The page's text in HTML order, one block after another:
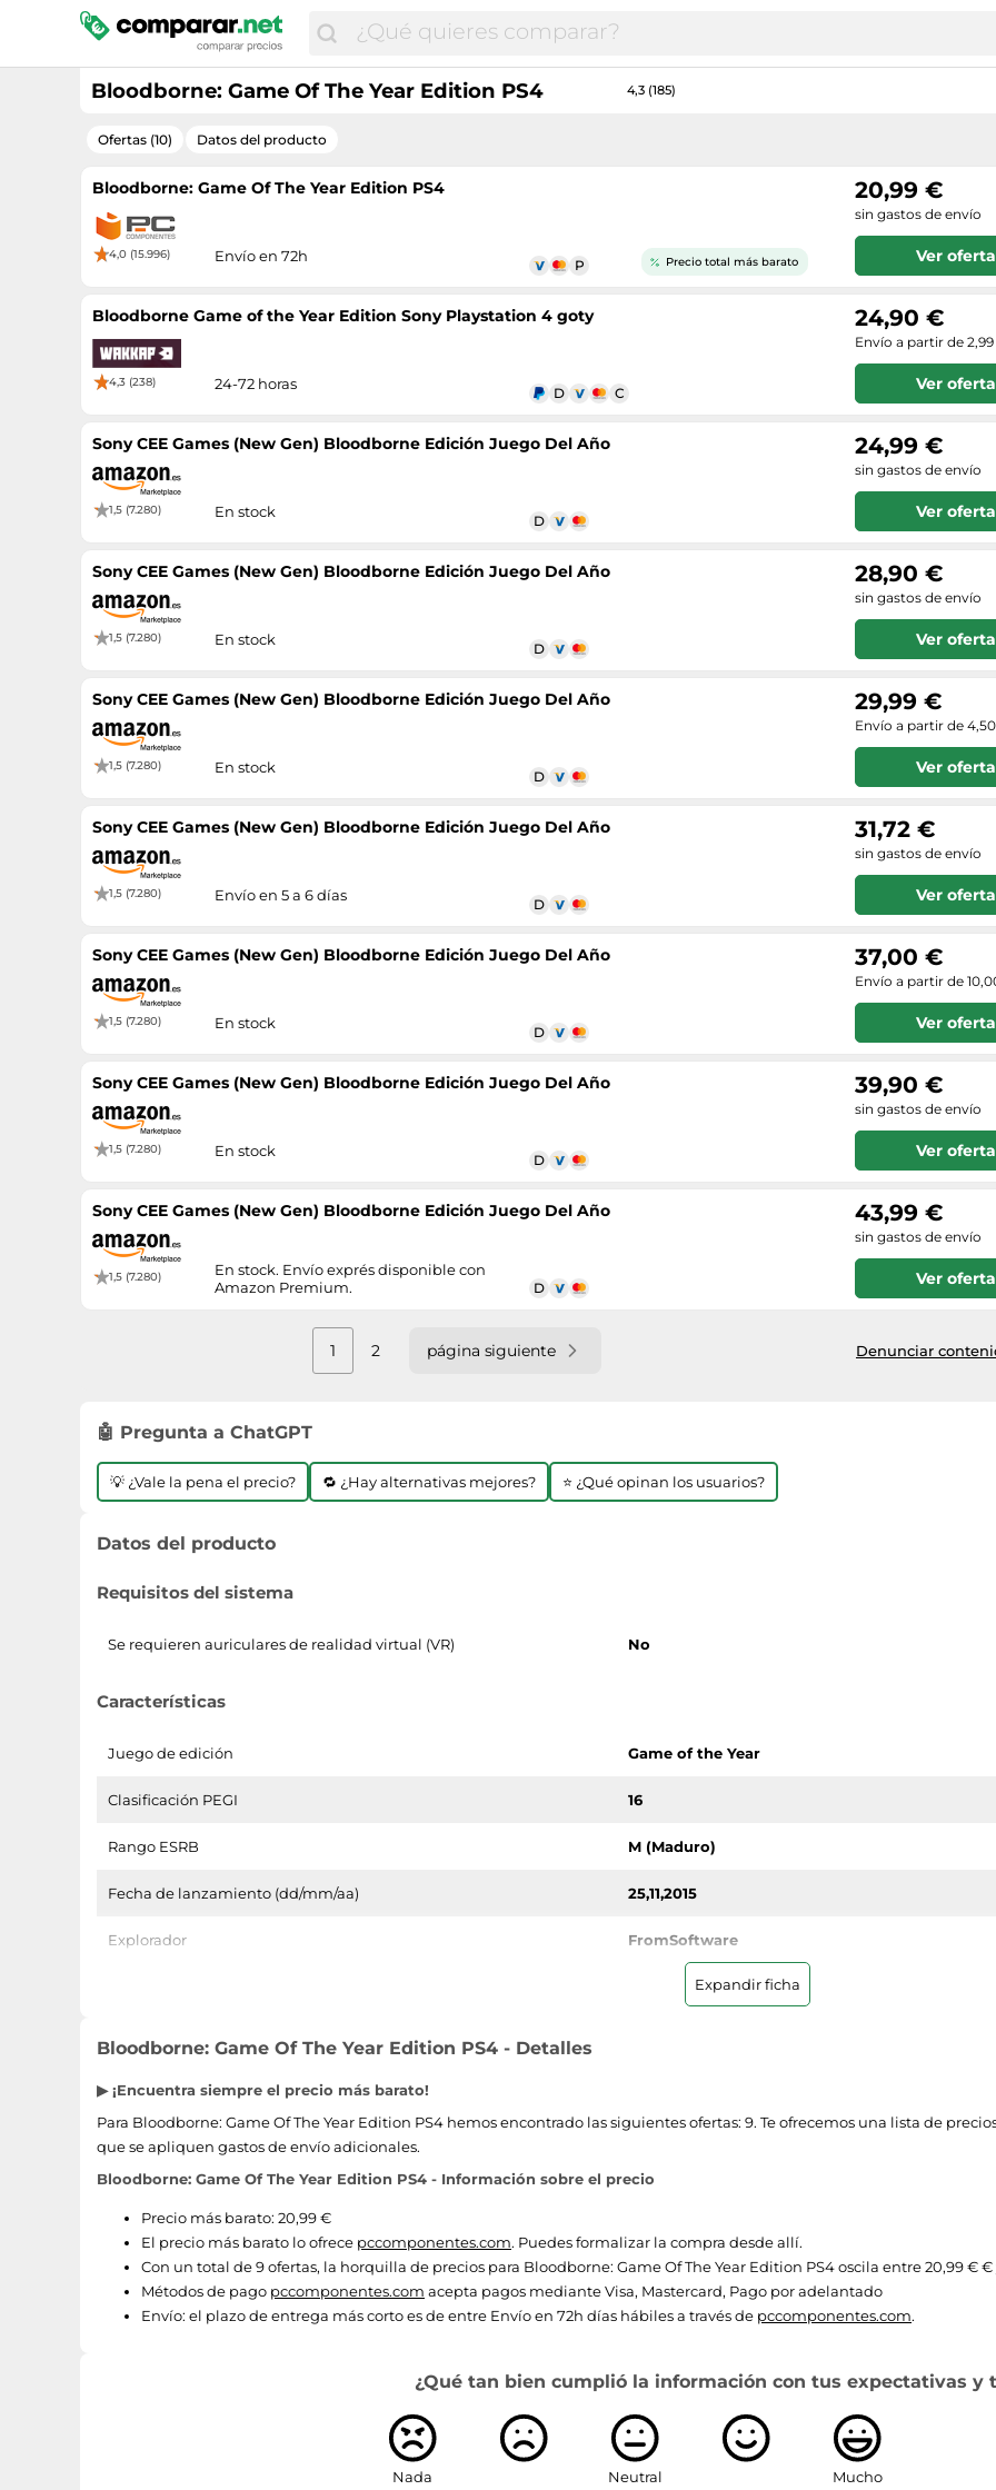
Bloodborne: Game Of The Year Edition PS4 4,3 (185)
Ofertas (10) Datos del producto
Bloodborne: Game Of The Year Edition PS4
4,0 (15.996)
Precio total más barato
Envío en 72h
20,99 €
sin gastos de envío
Ver oferta
Bloodborne Game of the Year Edition Sony Playstation 4 goty
4,3 (238) 24-72 horas
24,90 €
Envío a partir de
Ver oferta
Sony CEE Games (New Gen) Bloodborne Edición Juego Del Año
1,5 (7.280) En stock
24,99 €
sin gastos de envío
Ver oferta
Sony CEE Games (New Gen) Bloodborne Edición Juego Del Año
1,5 (7.280) En stock
28,90 €
sin gastos de envío
Ver oferta
Sony CEE Games (New Gen) Bloodborne Edición Juego Del Año
1,5 (7.280) En stock
29,99 €
Envío a partir de
Ver oferta
Sony CEE Games (New Gen) Bloodborne Edición Juego Del Año
1,5 (7.280) Envío en 5 a 6 días
31,72 €
sin gastos de envío
Ver oferta
Sony CEE Games (New Gen) Bloodborne Edición Juego Del Año
1,5 (7.280) En stock
37,00 €
Envío a partir de
Ver oferta
Sony CEE Games (New Gen) Bloodborne Edición Juego Del Año
1,5 (7.280) En stock
39,90 €
sin gastos de envío
Ver oferta
Sony CEE Games (New Gen) Bloodborne Edición Juego Del Año
1,5 (7.280)
En stock. Envío exprés disponible con
Amazon Premium.
43,99 €
sin gastos de envío
Ver oferta
1 2 página siguiente Denunciar
🤖 Pregunta a ChatGPT
💡 ¿Vale la pena el precio? 🔁 ¿Hay alternativas mejores? ⭐ ¿Qué opinan los usuarios?
Datos del producto
Requisitos del sistema
Se requieren auriculares de realidad virtual (VR) No
Características
Juego de edición Game of the Year
Clasificación PEGI 16
Rango ESRB M (Maduro)
Fecha de lanzamiento (dd/mm/aa) 25,11,2015
Explorador FromSoftware
RPG (juego de rol)
Expandir ficha
Bloodborne: Game Of The Year Edition PS4 - Detalles
▶ ¡Encuentra siempre el precio más barato!
Para Bloodborne: Game Of The Year Edition PS4 hemos encontrado las siguientes ofertas: 9. Te ofrecemos una lista de
que se apliquen gastos de envío adicionales.
Bloodborne: Game Of The Year Edition PS4 - Información sobre el precio
Precio más barato: 20,99 €
El precio más barato lo ofrece pccomponentes.com. Puedes formalizar la compra desde allí.
Con un total de 9 ofertas, la horquilla de precios para Bloodborne: Game Of The Year Edition PS4 oscila entre 20,99 €
Métodos de pago pccomponentes.com acepta pagos mediante Visa, Mastercard, Pago por adelantado
Envío: el plazo de entrega más corto es de entre Envío en 72h días hábiles a través de pccomponentes.com.
¿Qué tan bien cumplió la información con tus expectativas y
Nada Neutral Mucho